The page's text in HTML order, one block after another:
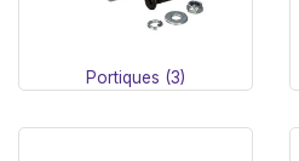
Portiques (3)